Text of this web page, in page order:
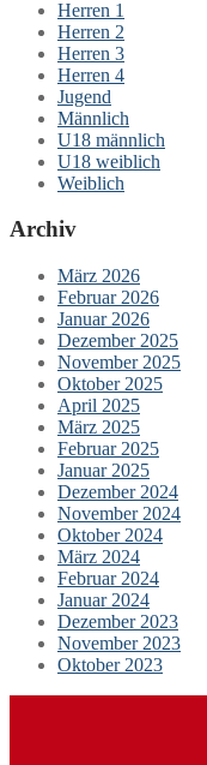
Herren 1
Herren 2
Herren 3
Herren 4
Jugend
Männlich
U18 männlich
U18 weiblich
Weiblich
Archiv
März 2026
Februar 2026
Januar 2026
Dezember 2025
November 2025
Oktober 2025
April 2025
März 2025
Februar 2025
Januar 2025
Dezember 2024
November 2024
Oktober 2024
März 2024
Februar 2024
Januar 2024
Dezember 2023
November 2023
Oktober 2023